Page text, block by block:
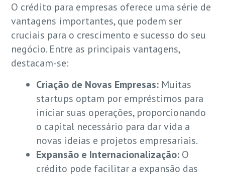
O crédito para empresas oferece uma série de
vantagens importantes, que podem ser
cruciais para o crescimento e sucesso do seu
negócio. Entre as principais vantagens,
destacam-se:
Criação de Novas Empresas: Muitas
startups optam por empréstimos para
iniciar suas operações, proporcionando
o capital necessário para dar vida a
novas ideias e projetos empresariais.
Expansão e Internacionalização: O
crédito pode facilitar a expansão das